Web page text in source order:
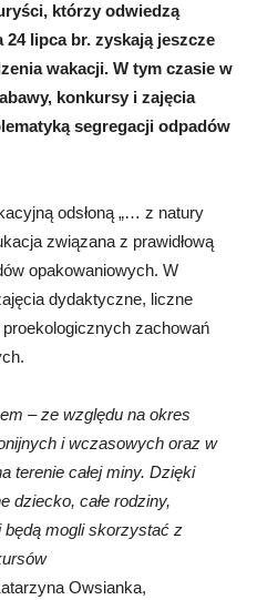
którzy odwiedzą
lipca br. zyskają jeszcze
wakacji. W tym czasie w
konkursy i zajęcia
segregacji odpadów
odsłoną „… z natury
związana z prawidłową
opakowaniowych. W
dydaktyczne, liczne
zachowań
– ze względu na okres
i wczasowych oraz w
terenie całej miny. Dzięki
dziecko, całe rodziny,
mogli skorzystać z
Owsianka,